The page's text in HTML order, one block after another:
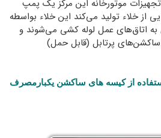
موتورخانه این مرکز یک پمپ
از خلاء تولید می‌کند این خلاء بواسطه
به اتاق‌های عمل لوله کشی می‌شوند و
ساکشن‌های پرتابل (قابل حمل)
از کیسه های ساکشن یکبارمصرف